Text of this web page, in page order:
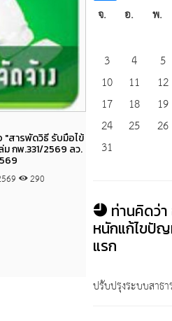
"สารพัดวิธี รับมือไข้
ม กพ.331/2569 ลว.
290
จ.
อ. พ.
3
4 5
10
11 12
17
18 19
24
25 26
31
ท่านคิดว่า
หนักแก้ไขปัญ
แรก
ปรับปรุงระบบสาธ